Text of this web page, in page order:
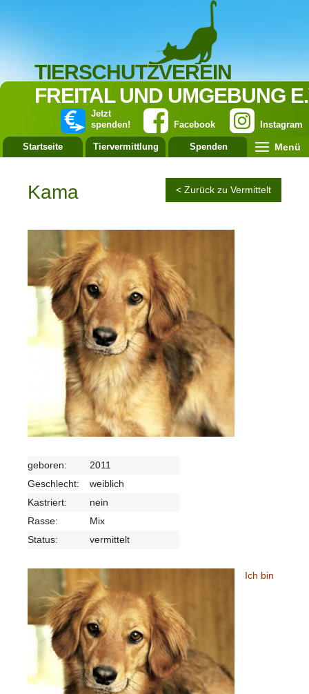
TIERSCHUTZVEREIN
FREITAL UND UMGEBUNG
Instagram
Facebook
Jetzt
spenden!
Startseite Tiervermittlung Spenden Menü
Kama < Zurück zu Vermittelt
geboren:
2011
Geschlecht:
weiblich
Kastriert:
nein
Rasse:
Mix
Status:
vermittelt
Ich bin